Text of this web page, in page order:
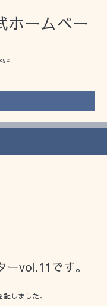
ホームペー
vol.11です。
しました。